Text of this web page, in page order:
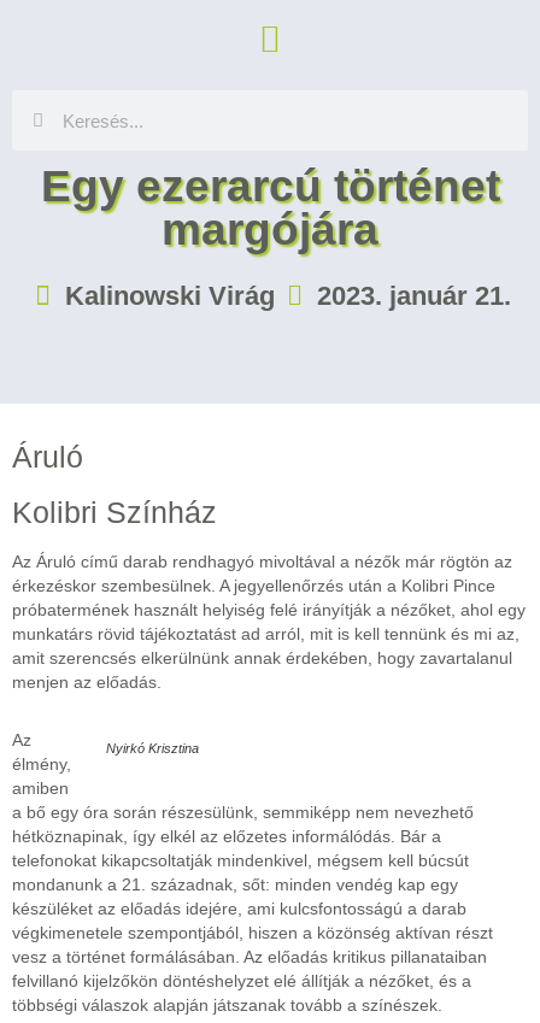
Egy ezerarcú történet
margójára
Kalinowski Virág 2023. január 21.
Áruló
Kolibri Színház
Az Áruló című darab rendhagyó mivoltával a nézők már rögtön az
érkezéskor szembesülnek. A jegyellenőrzés után a Kolibri Pince
próbatermének használt helyiség felé irányítják a nézőket, ahol egy
munkatárs rövid tájékoztatást ad arról, mit is kell tennünk és mi az,
amit szerencsés elkerülnünk annak érdekében, hogy zavartalanul
menjen az előadás.
Nyirkó Krisztina
Az
élmény,
amiben
a bő egy óra során részesülünk, semmiképp nem nevezhető
hétköznapinak, így elkél az előzetes informálódás. Bár a
telefonokat kikapcsoltatják mindenkivel, mégsem kell búcsút
mondanunk a 21. századnak, sőt: minden vendég kap egy
készüléket az előadás idejére, ami kulcsfontosságú a darab
végkimenetele szempontjából, hiszen a közönség aktívan részt
vesz a történet formálásában. Az előadás kritikus pillanataiban
felvillanó kijelzőkön döntéshelyzet elé állítják a nézőket, és a
többségi válaszok alapján játszanak tovább a színészek.